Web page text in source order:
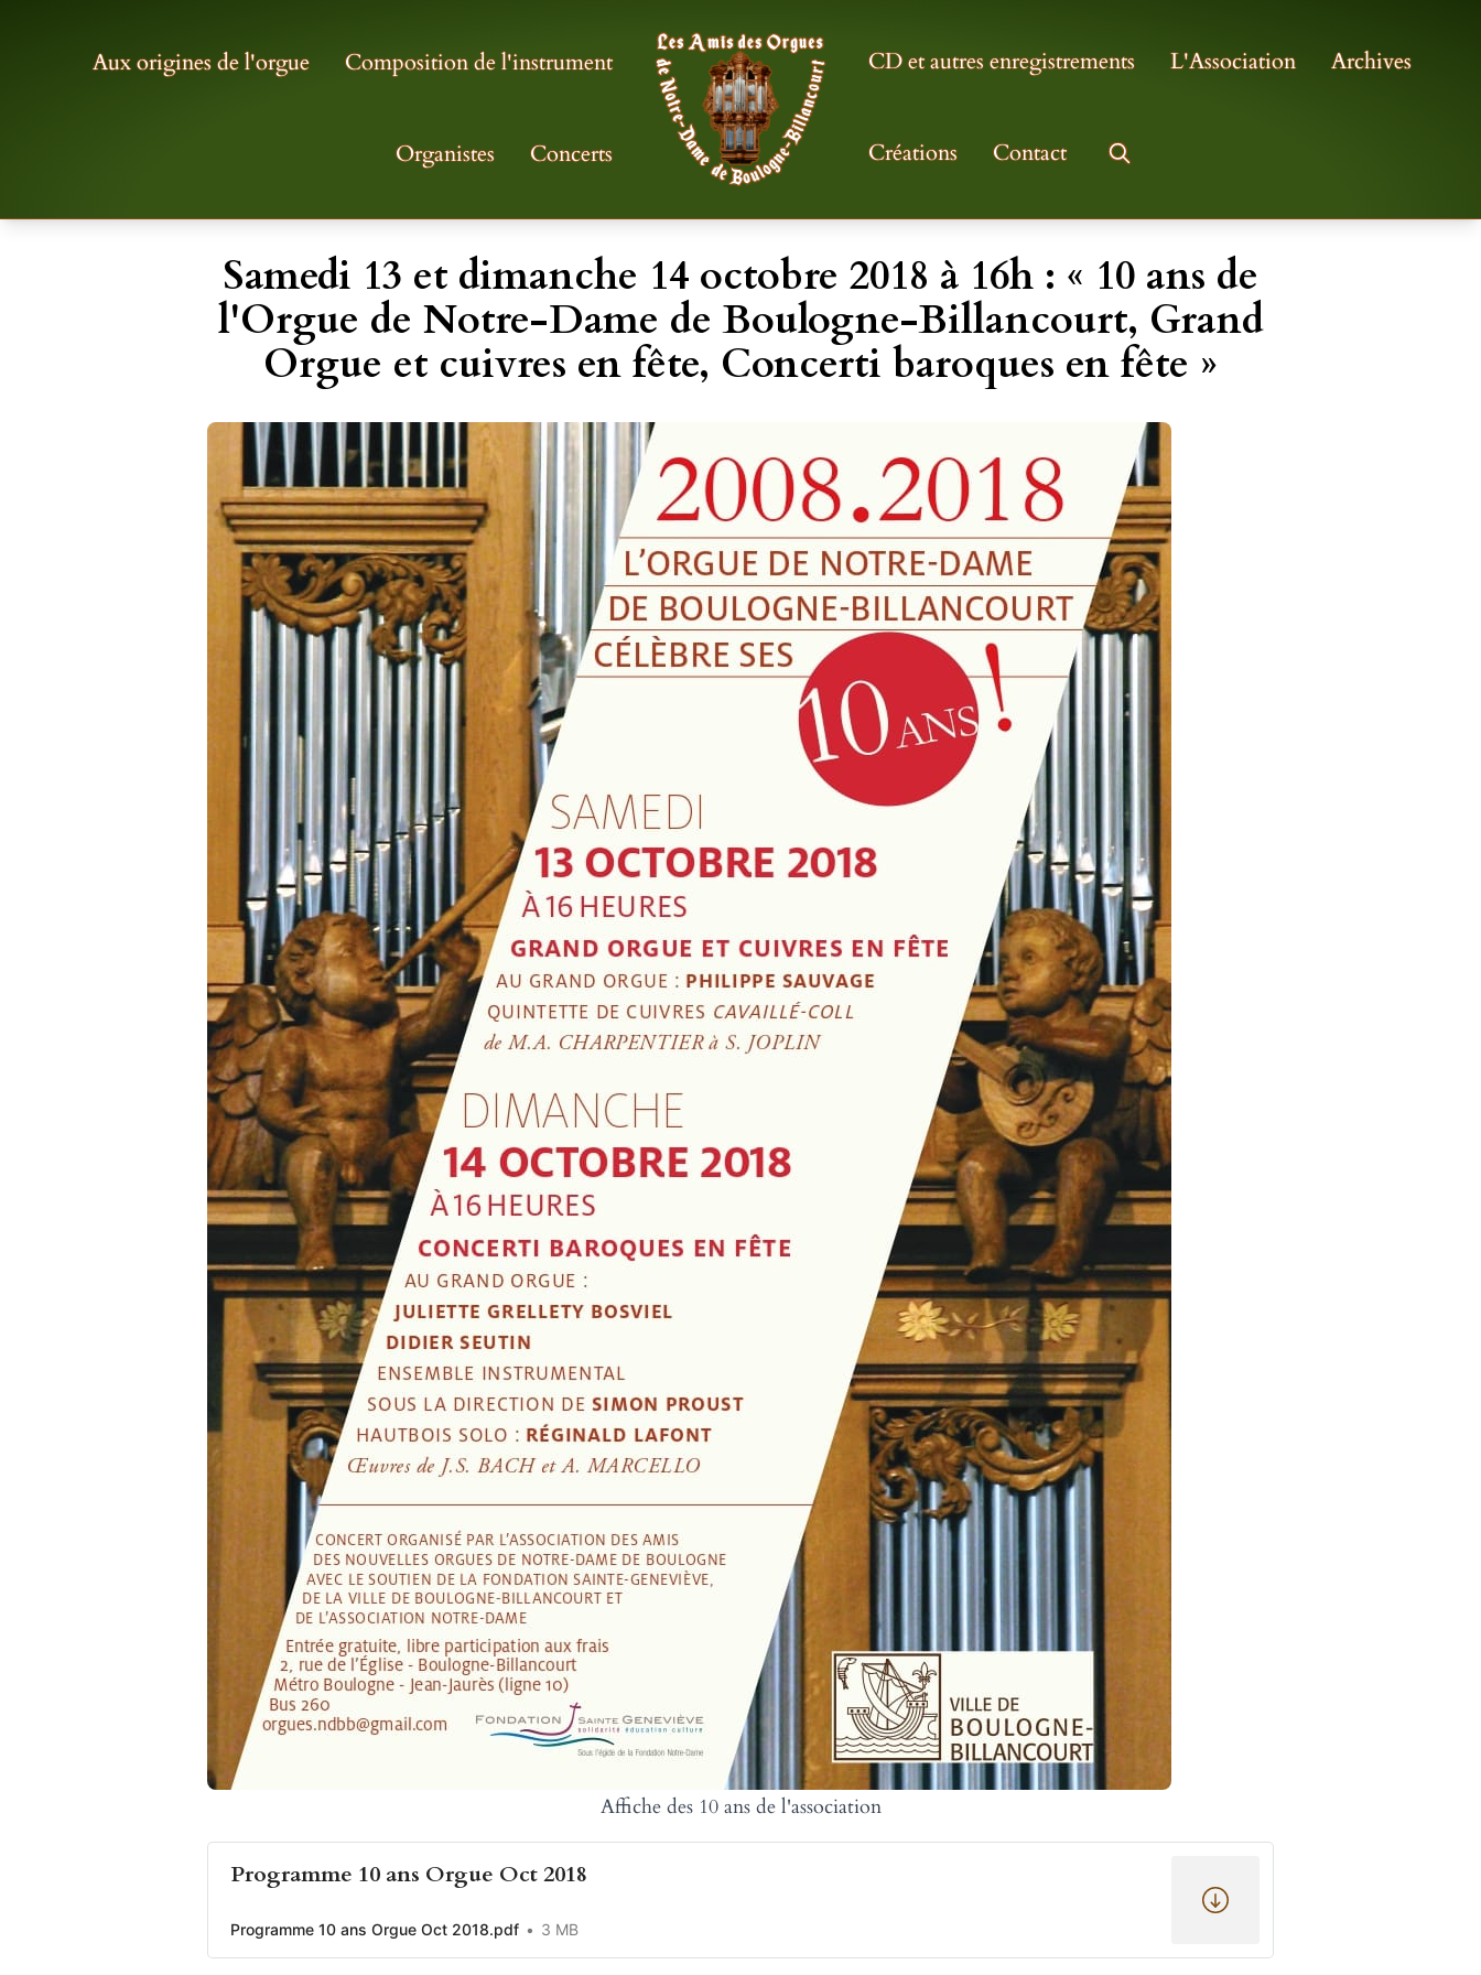
Aux origines de l'orgue Composition de l'instrument
Organistes Concerts
CD et autres enregistrements L'Association Archives
Créations Contact
Samedi 13 et dimanche 14 octobre 2018 à 16h : « 10 ans de
l'Orgue de Notre-Dame de Boulogne-Billancourt, Grand
Orgue et cuivres en fête, Concerti baroques en fête »
Affiche des 10 ans de l'association
Programme 10 ans Orgue Oct 2018
Programme 10 ans Orgue Oct 2018.pdf 3 MB